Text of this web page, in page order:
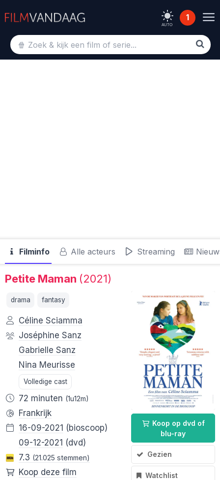
AUTO
1
Filminfo Alle acteurs Streaming
Petite Maman (2021)
Koop op dvd of
blu-ray
Gezien
Watchlist
drama fantasy
Céline Sciamma
Joséphine Sanz
Gabrielle Sanz
Nina Meurisse
Volledige cast
72 minuten (1u12m)
Frankrijk
16-09-2021 (bioscoop)
09-12-2021 (dvd)
7.3 (21.025 stemmen)
Koop deze film